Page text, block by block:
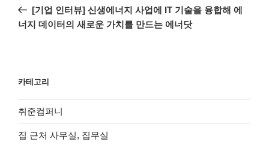
색
전
글
[기업 인터뷰] 신생에너지 사업에 IT 기술을 융합해 에
너지 데이터의 새로운 가치를 만드는 에너닷
카테고리
취준컴퍼니
집 근처 사무실, 집무실